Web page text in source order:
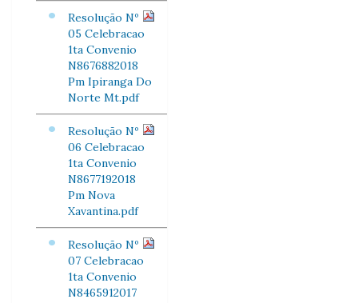
Resolução Nº
05 Celebracao
1ta Convenio
N8676882018
Pm Ipiranga Do
Norte Mt.pdf
Resolução Nº
06 Celebracao
1ta Convenio
N8677192018
Pm Nova
Xavantina.pdf
Resolução Nº
07 Celebracao
1ta Convenio
N8465912017